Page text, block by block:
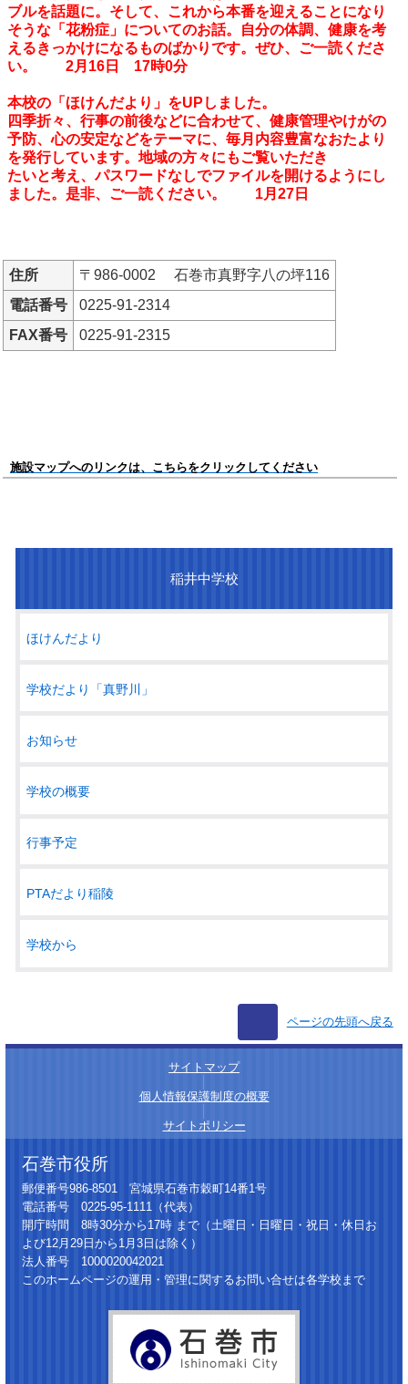
ブルを話題に。そして、これから本番を迎えることになり
そうな「花粉症」についてのお話。自分の体調、健康を考
えるきっかけになるものばかりです。ぜひ、ご一読くださ
い。 2月16日 17時0分
本校の「ほけんだより」をUPしました。
四季折々、行事の前後などに合わせて、健康管理やけがの
予防、心の安定などをテーマに、毎月内容豊富なおたより
を発行しています。地域の方々にもご覧いただき
たいと考え、パスワードなしでファイルを開けるようにし
ました。是非、ご一読ください。 1月27日
住所
〒986-0002 石巻市真野字八の坪116
電話番号
0225-91-2314
FAX番号
0225-91-2315
施設マップへのリンクは、こちらをクリックしてください
稲井中学校
ほけんだより
学校だより「真野川」
お知らせ
学校の概要
行事予定
PTAだより稲陵
学校から
ページの先頭へ戻る
サイトマップ
個人情報保護制度の概要
サイトポリシー
石巻市役所
郵便番号986-8501 宮城県石巻市穀町14番1号
電話番号 0225-95-1111（代表）
開庁時間 8時30分から17時 まで（土曜日・日曜日・祝日・休日お
よび12月29日から1月3日は除く）
法人番号 1000020042021
このホームページの運用・管理に関するお問い合せは各学校まで